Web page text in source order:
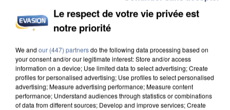
INTERPELLÉ EN ALGÉRIE
Le respect de votre vie privée est
notre priorité
We and our (447) partnersdo the following data processing based on
your consent and/or our legitimate interest: Store and/or access
information on a device; Use limited data to select advertising; Create
profiles for personalised advertising; Use profiles to select personalised
advertising; Measure advertising performance; Measure content
performance; Understand audiences through statistics or combinations
of data from different sources; Develop and improve services; Create